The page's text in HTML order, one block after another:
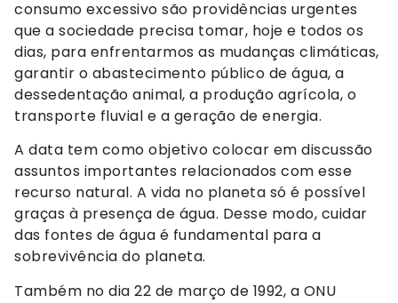
consumo excessivo são providências urgentes
que a sociedade precisa tomar, hoje e todos os
dias, para enfrentarmos as mudanças climáticas,
garantir o abastecimento público de água, a
dessedentação animal, a produção agrícola, o
transporte fluvial e a geração de energia.
A data tem como objetivo colocar em discussão
assuntos importantes relacionados com esse
recurso natural. A vida no planeta só é possível
graças à presença de água. Desse modo, cuidar
das fontes de água é fundamental para a
sobrevivência do planeta.
Também no dia 22 de março de 1992, a ONU